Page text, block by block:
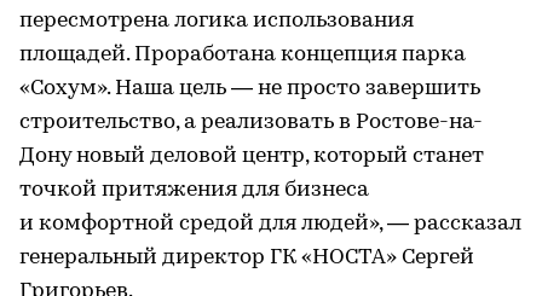
пересмотрена логика использования
площадей. Проработана концепция парка
«Сохум». Наша цель — не просто завершить
строительство, а реализовать в Ростове-на-
Дону новый деловой центр, который станет
точкой притяжения для бизнеса
и комфортной средой для людей», — рассказал
генеральный директор ГК «НОСТА» Сергей